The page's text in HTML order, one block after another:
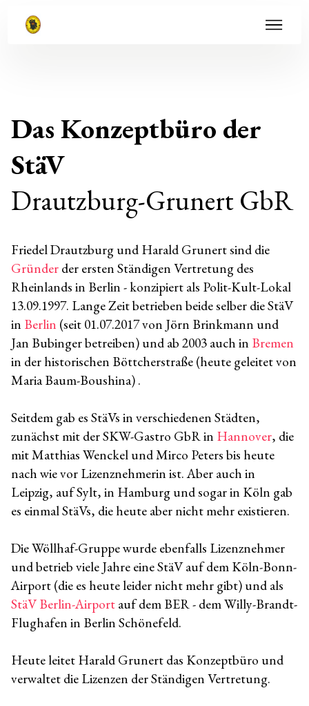
Das Konzeptbüro der
StäV
Drautzburg-Grunert GbR
Friedel Drautzburg und Harald Grunert sind die
Gründerder ersten Ständigen Vertretung des
Rheinlands in Berlin - konzipiert als Polit-Kult-Lokal
13.09.1997. Lange Zeit betrieben beide selber die StäV
in Berlin (seit 01.07.2017 von Jörn Brinkmann und
Jan Bubinger betreiben) und ab 2003 auch in Bremen
in der historischen Böttcherstraße (heute geleitet von
Maria Baum-Boushina) .
Seitdem gab es StäVs in verschiedenen Städten,
zunächst mit der SKW-Gastro GbR in Hannover, die
mit Matthias Wenckel und Mirco Peters bis heute
nach wie vor Lizenznehmerin ist. Aber auch in
Leipzig, auf Sylt, in Hamburg und sogar in Köln gab
es einmal StäVs, die heute aber nicht mehr existieren.
Die Wöllhaf-Gruppe wurde ebenfalls Lizenznehmer
und betrieb viele Jahre eine StäV auf dem Köln-Bonn-
Airport (die es heute leider nicht mehr gibt) und als
StäV Berlin-Airportauf dem BER - dem Willy-Brandt-
Flughafen in Berlin Schönefeld.
Heute leitet Harald Grunert das Konzeptbüro und
verwaltet die Lizenzen der Ständigen Vertretung.